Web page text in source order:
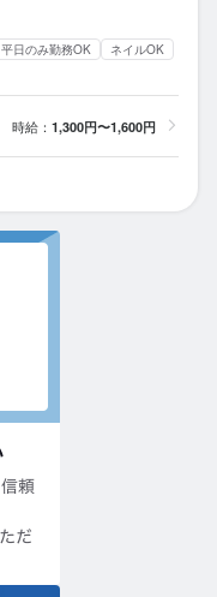
平日のみ勤務OK
ネイルOK
時給： 1,300円〜1,600円